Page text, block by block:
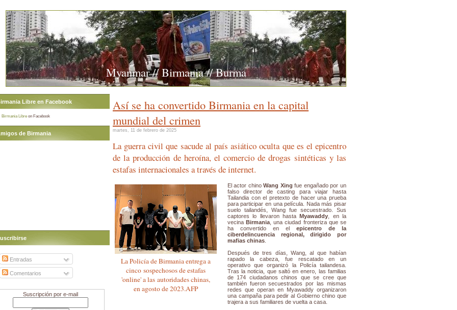
Myanmar // Birmania // Burma
Así se ha convertido Birmania en la capital
mundial del crimen
martes, 11 de febrero de 2025
La guerra civil que sacude al país asiático oculta que es el epicentro
de la producción de heroína, el comercio de drogas sintéticas y las
estafas internacionales a través de internet.
La Policía de Birmania entrega a
cinco sospechosos de estafas
'online' a las autoridades chinas,
en agosto de 2023.AFP
El actor chinoWang Xing fue engañado por un
falso director de casting para viajar hasta
Tailandia con el pretexto de hacer una prueba
para participar en una película. Nada más pisar
suelo tailandés, Wang fue secuestrado. Sus
captores lo llevaron hastaMyawaddy , en la
vecina Birmania , una ciudad fronteriza que se
ha convertido en el epicentro de la
ciberdelincuencia regional, dirigido por
mafias chinas.
Después de tres días, Wang, al que habían
rapado la cabeza, fue rescatado en un
operativo que organizó la Policía tailandesa.
Tras la noticia, que saltó en enero, las familias
de 174 ciudadanos chinos que se cree que
también fueron secuestrados por las mismas
redes que operan en Myawaddy organizaron
una campaña para pedir al Gobierno chino que
trajera a sus familiares de vuelta a casa.
Libre en Facebook
Birmania Libre on Facebook
de Birmania
Entradas
Comentarios
Suscripción por e-mail